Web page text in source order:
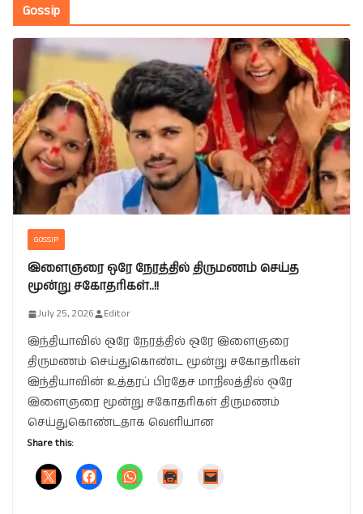
Gossip
GOSSIP
இளைஞரை ஒரே நேரத்தில் திருமணம் செய்த
மூன்று சகோதரிகள்..!!
July 25, 2026 Editor
இந்தியாவில் ஒரே நேரத்தில் ஒரே இளைஞரை
திருமணம் செய்துகொண்ட மூன்று சகோதரிகள்
இந்தியாவின் உத்தரப் பிரதேச மாநிலத்தில் ஒரே
இளைஞரை மூன்று சகோதரிகள் திருமணம்
செய்துகொண்டதாக வெளியான
Share this: